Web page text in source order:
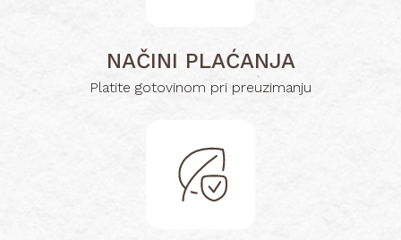
NAČINI PLAĆANJA
Platite gotovinom pri preuzimanju